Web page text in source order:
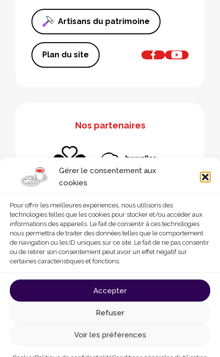
Gérer le consentement aux
cookies
Pour offrir les meilleures expériences, nous utilisons des
technologies telles que les cookies pour stocker et/ou accéder aux
informations des appareils. Le fait de consentir à ces technologies
nous permettra de traiter des données telles que le comportement
de navigation ou les ID uniques sur ce site. Le fait de ne pas consentir
ou de retirer son consentement peut avoir un effet négatif sur
certaines caractéristiques et fonctions.
Accepter
Refuser
Voir les préférences
Artisans du patrimoine
Plan du site
Nos partenaires
love
Politique de confidentialité